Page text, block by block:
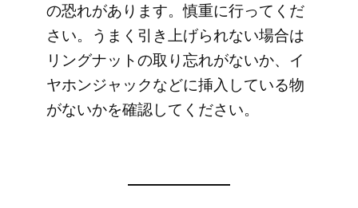
の恐れがあります。慎重に行ってくだ
さい。うまく引き上げられない場合は
リングナットの取り忘れがないか、イ
ヤホンジャックなどに挿入している物
がないかを確認してください。